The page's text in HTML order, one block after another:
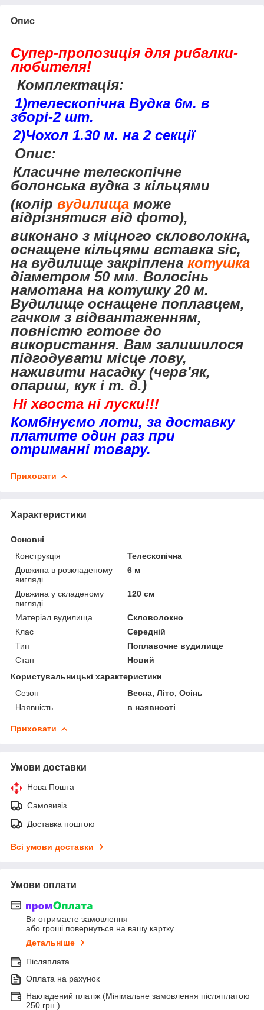
Опис
Супер-пропозиція для рибалки-
любителя!
Комплектація:
1)телескопічна Вудка 6м. в
зборі-2 шт.
2)Чохол 1.30 м. на 2 секції
Опис:
Класичне телескопічне
болонська вудка з кільцями
(колір вудилища може
відрізнятися від фото),
виконано з міцного скловолокна,
оснащене кільцями вставка sic,
на вудилище закріплена котушка
діаметром 50 мм. Волосінь
намотана на котушку 20 м.
Вудилище оснащене поплавцем,
гачком з відвантаженням,
повністю готове до
використання. Вам залишилося
підгодувати місце лову,
наживити насадку (черв'як,
опариш, кук і т. д.)
Ні хвоста ні луски!!!
Комбінуємо лоти, за доставку
платите один раз при
отриманні товару.
Приховати
Характеристики
Основні
Конструкція
Телескопічна
Довжина в розкладеному
вигляді
6 м
Довжина у складеному
вигляді
120 см
Матеріал вудилища
Скловолокно
Клас
Середній
Тип
Поплавочне вудилище
Стан
Новий
Користувальницькі характеристики
Сезон
Весна, Літо, Осінь
Наявність
в наявності
Приховати
Умови доставки
Нова Пошта
Самовивіз
Доставка поштою
Всі умови доставки
Умови оплати
Ви отримаєте замовлення
або гроші повернуться на вашу картку
Детальніше
Післяплата
Оплата на рахунок
Накладений платіж (Мінімальне замовлення післяплатою
250 грн.)